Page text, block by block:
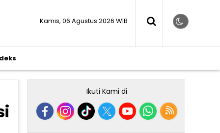
Kamis, 06 Agustus 2026 WIB
Ikuti Kami di